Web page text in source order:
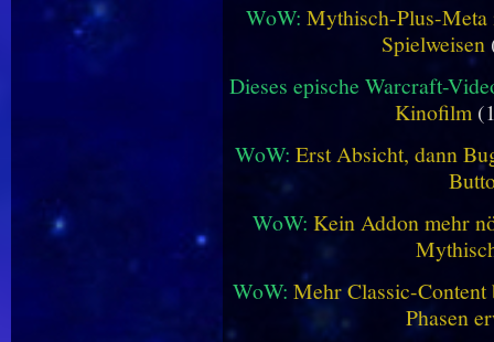
WoW: Mythisch-Plus-Meta
Spielweisen
Dieses epische Warcraft-
Kinofilm
WoW: Erst Absicht, dann
WoW: Kein Addon mehr
WoW: Mehr Classic-
Phasen